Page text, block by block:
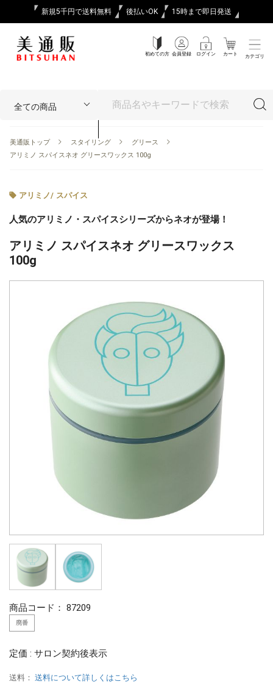
新規5千円で送料無料 後払いOK 15時まで即日発送
初めての方 会員登録 ログイン カート カテゴリ
美通販トップ スタイリング
グリース
アリミノ スパイスネオ グリースワックス 100g
アリミノ/ スパイス
人気のアリミノ・スパイスシリーズからネオが登場！
アリミノ スパイスネオ グリースワックス
100g
商品コード： 87209
廃番
定価 : サロン契約後表示
送料： 送料について詳しくはこちら